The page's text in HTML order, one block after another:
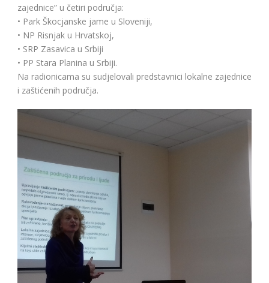
zajednice” u četiri područja:
• Park Škocjanske jame u Sloveniji,
• NP Risnjak u Hrvatskoj,
• SRP Zasavica u Srbiji
• PP Stara Planina u Srbiji.
Na radionicama su sudjelovali predstavnici lokalne zajednice
i zaštićenih područja.